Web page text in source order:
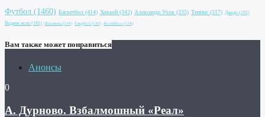
Футбол (1460) Баскетбол (414) Хоккей (342) Александр Ухов (335) Теннис (317) Дзюдо (191)
Водное поло (181) Шахматы (134) Гандбол (130) Волейбол (124)
Вам также может понравиться
Анонсы
0
А. Дурново. Взбалмошный «Реал»